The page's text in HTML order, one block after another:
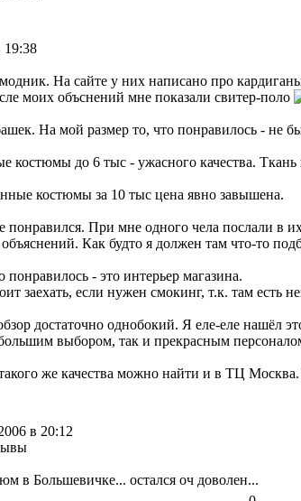
19:38
На сайте у них написано про
моих объснений мне показали свитер-поло
На мой размер то, что понравилось - не
до 6 тыс - ужасного качества. Ткань
костюмы за 10 тыс цена явно завышена.
понравился. При мне одного чела послали в
Как будто я должен там что-то
понравилось - это интерьер магазина.
заехать, если нужен смокинг, т.к. там есть
достаточно однобокий. Я еле-еле нашёл
выбором, так и прекрасным
же качества можно найти и в ТЦ
в 20:12
в Большевичке... остался оч доволен...